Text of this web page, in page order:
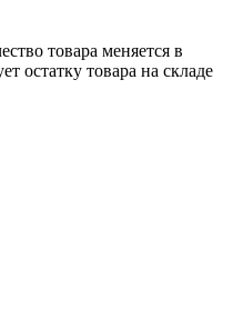
товара меняется в
остатку товара на складе